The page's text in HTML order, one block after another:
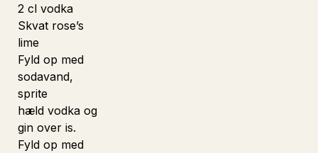
2 cl vodka
Skvat rose’s
lime
Fyld op med
sodavand,
sprite
hæld vodka og
gin over is.
Fyld op med